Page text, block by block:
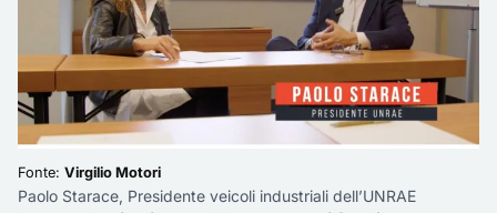
Fonte: Virgilio Motori
Paolo Starace, Presidente veicoli industriali dell’UNRAE